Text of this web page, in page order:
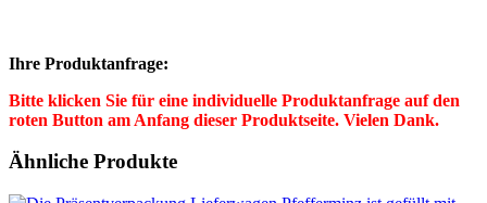
Ihre Produktanfrage:
Bitte klicken Sie für eine individuelle Produktanfrage auf den
roten Button am Anfang dieser Produktseite. Vielen Dank.
Ähnliche Produkte